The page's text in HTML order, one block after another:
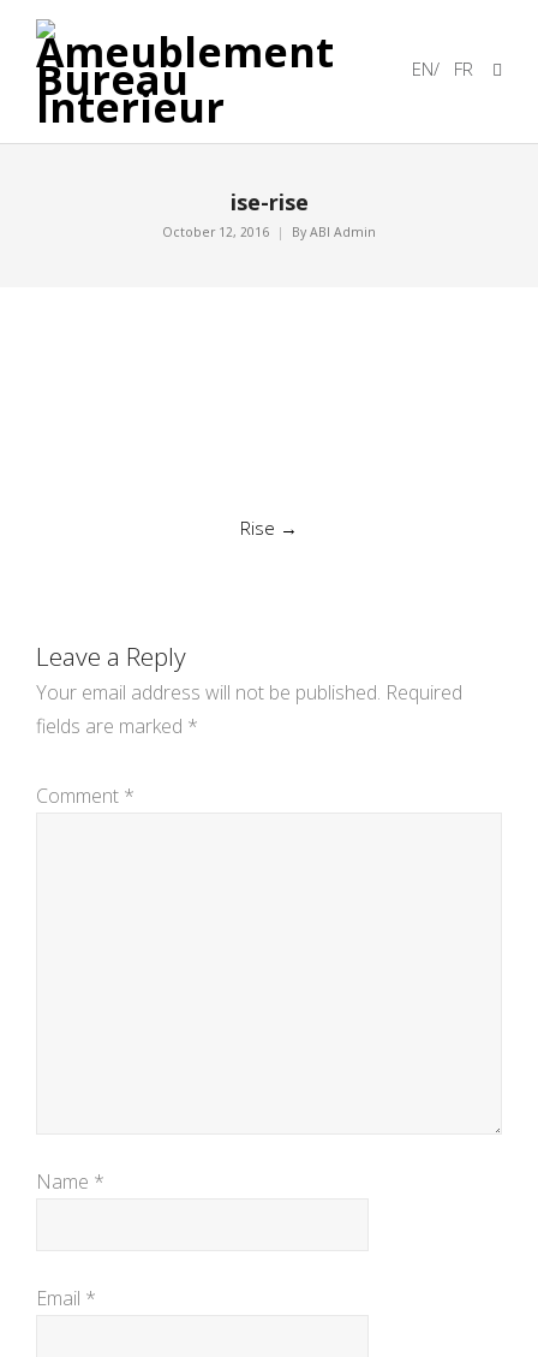
EN/ FR
ise-rise
October 12, 2016 By ABI Admin
Rise →
Leave a Reply
Your email address will not be published. Required
fields are marked *
Comment *
Name *
Email *